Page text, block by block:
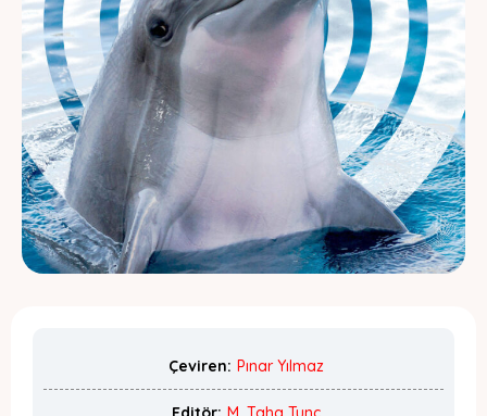
Çeviren: Pınar Yılmaz